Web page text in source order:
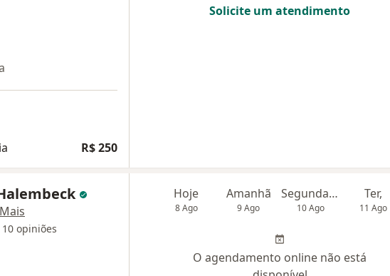
R$ 250
Solicite um atendimento
Mais
10 opiniões
Hoje
8 Ago
Amanhã
9 Ago
Segunda-feira
10 Ago
Ter,
11 Ago
O agendamento online não está